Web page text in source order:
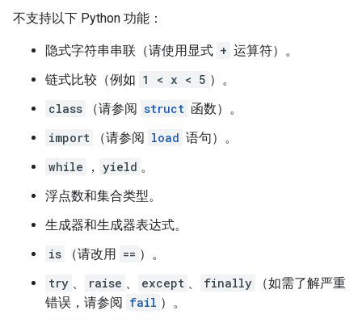
不支持以下 Python 功能：
隐式字符串串联（请使用显式 + 运算符）。
链式比较（例如 1 < x < 5 ）。
class
（请参阅 struct 函数）。
import
（请参阅 load 语句）。
while
， yield 。
浮点数和集合类型。
生成器和生成器表达式。
is
（请改用 == ）。
try 、 raise 、 except 、 finally
（如需了解严重
错误，请参阅 fail ）。